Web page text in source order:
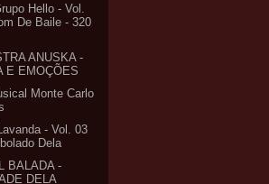
Hello - Vol.
De Baile - 320
ANUSKA -
E EMOÇÕES
Monte Carlo
- Vol. 03
Dela
BALADA -
DELA